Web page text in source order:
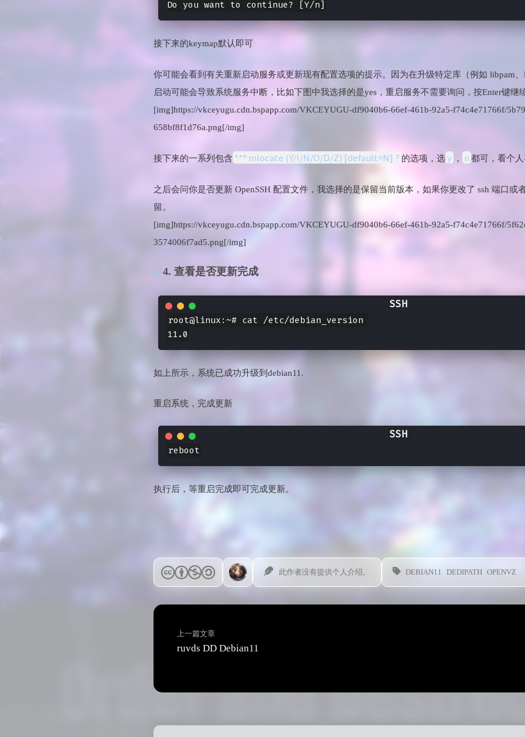
接下来的keymap默认即可
你可能会看到有关重新启动服务或更新现有配置选项的提示。因为在升级特定库（例如 libpam
启动可能会导致系统服务中断，比如下图中我选择的是yes，重启服务不需要询问，按Enter键继
[img]https://vkceyugu.cdn.bspapp.com/VKCEYUGU-df9040b6-66ef-461b-92a5-f74c4e71766f/
658bf8f1d76a.png[/img]
接下来的一系列包含 *** mlocate (Y/I/N/O/D/Z) [default=N] ? 的选项，选y ， n 都可，看个
之后会问你是否更新 OpenSSH 配置文件，我选择的是保留当前版本，如果你更改了 ssh 端口或
留。
[img]https://vkceyugu.cdn.bspapp.com/VKCEYUGU-df9040b6-66ef-461b-92a5-f74c4e71766f/
3574006f7ad5.png[/img]
4. 查看是否更新完成
root@linux:~# cat /etc/debian_version
如上所示，系统已成功升级到debian11.
重启系统，完成更新
执行后，等重启完成即可完成更新。
此作者没有提供个人介绍。 DEBIAN11 DEDIPATH OPENVZ
上一篇文章
ruvds DD Debian11